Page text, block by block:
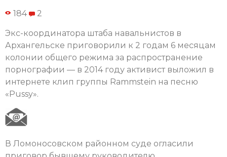
184 2
Экс-координатора штаба навальнистов в
Архангельске приговорили к 2 годам 6 месяцам
колонии общего режима за распространение
порнографии — в 2014 году активист выложил в
интернете клип группы Rammstein на песню
«Pussy».
В Ломоносовском районном суде огласили